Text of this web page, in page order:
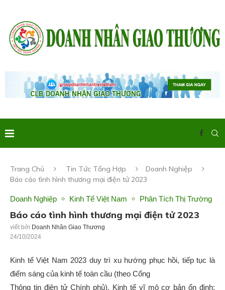
Trang Chủ Tin Tức Tổng Hợp
Doanh Nghiệp
Báo cáo tình hình thương mại điện tử 2023
Doanh Nghiệp Kinh Tế Việt Nam Phân Tích Thị Trường
Báo cáo tình hình thương mại điện tử 2023
viết bởi Doanh Nhân Giao Thương
24/10/2024
Kinh tế Việt Nam 2023 duy trì xu hướng phục hồi, tiếp tục là
điểm sáng của kinh tế toàn cầu (theo Cổng
Thông tin điện tử Chính phủ). Kinh tế vĩ mô cơ bản ổn định;